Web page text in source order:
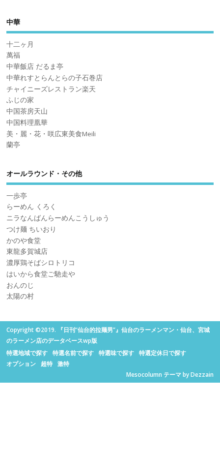
中華
十二ヶ月
萬福
中華飯店 だるま亭
中華れすとらんとらの子石巻店
チャイニーズレストラン楽天
ふじの家
中国茶房天山
中国料理凰華
美・麗・花・咲広東美食Meili
蘭亭
オールラウンド・その他
一歩亭
らーめん くろく
ニラなんばんらーめんこうしゅう
つけ麺 ちいおり
かのや食堂
東龍多賀城店
濃厚鶏そばシロトリコ
はいから食堂ご馳走や
おんのじ
太陽の村
Copyright ©2019. 『日刊“仙台的拉麺男”』仙台のラーメンマン・仙台、宮城
のラーメン店のデータベースwp版
特選地域で探す
特選名前で探す 特選味で探す
特選定休日で探す
オプション
超特 激特
Mesocolumn テーマ by Dezzain